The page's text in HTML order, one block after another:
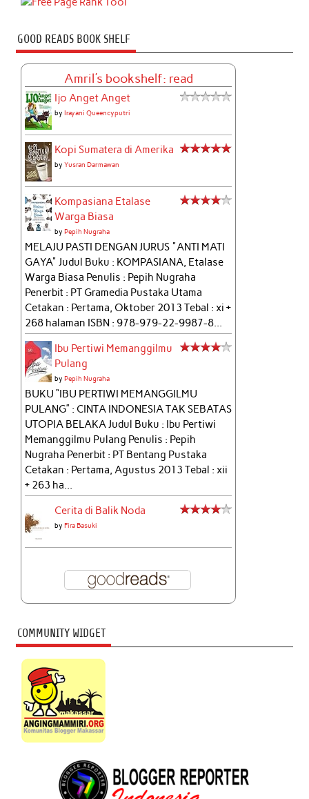
GOOD READS BOOK SHELF
Amril's bookshelf: read
Ijo Anget Anget
byIrayani Queencyputri
Kopi Sumatera di Amerika
byYusran Darmawan
Kompasiana Etalase
Warga Biasa
byPepih Nugraha
MELAJU PASTI DENGAN JURUS "ANTI MATI
GAYA" Judul Buku : KOMPASIANA, Etalase
Warga Biasa Penulis : Pepih Nugraha
Penerbit : PT Gramedia Pustaka Utama
Cetakan : Pertama, Oktober 2013 Tebal : xi +
268 halaman ISBN : 978-979-22-9987-8...
Ibu Pertiwi Memanggilmu
Pulang
byPepih Nugraha
BUKU “IBU PERTIWI MEMANGGILMU
PULANG” : CINTA INDONESIA TAK SEBATAS
UTOPIA BELAKA Judul Buku : Ibu Pertiwi
Memanggilmu Pulang Penulis : Pepih
Nugraha Penerbit : PT Bentang Pustaka
Cetakan : Pertama, Agustus 2013 Tebal : xii
+ 263 ha...
Cerita di Balik Noda
byFira Basuki
COMMUNITY WIDGET